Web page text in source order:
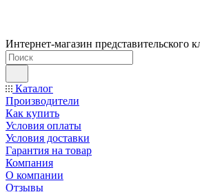
Интернет-магазин представительского
Каталог
Производители
Как купить
Условия оплаты
Условия доставки
Гарантия на товар
Компания
О компании
Отзывы